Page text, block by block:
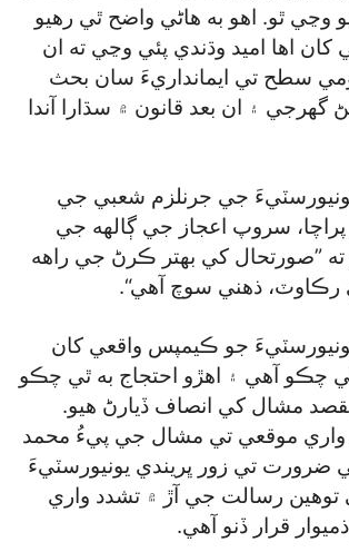
وڃي ٿو. اهو به هاڻي واضح ٿي رهيو
کان اها اميد وڌندي پئي وڃي ته ان
سطح تي ايمانداريءَ سان بحث
۽ ان بعد قانون ۾ سڌارا آندا
جي جرنلزم شعبي جي
پراچا، سروپ اعجاز جي ڳالهه جي
ته ”صورتحال کي بهتر ڪرڻ جي راهه
ذهني سوچ آهي“.
جو ڪيمپس واقعي کان
چڪو آهي ۽ اهڙو احتجاج به ٿي چڪو
مشال کي انصاف ڏيارڻ هيو.
واري موقعي تي مشال جي پيءُ محمد
ضرورت تي زور ڀريندي يونيورسٽيءَ
توهين رسالت جي آڙ ۾ تشدد واري
قرار ڏنو آهي.